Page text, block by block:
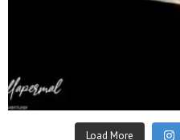
Sep 24
Load More